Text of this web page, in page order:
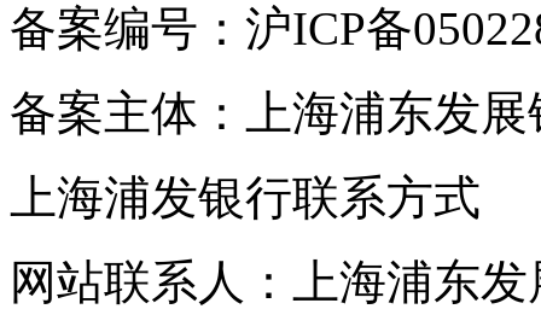
备案编号：沪ICP备
备案主体：上海浦东发
上海浦发银行联系方式
网站联系人：上海浦东